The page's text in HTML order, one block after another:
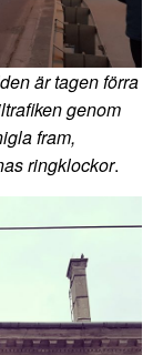
är tagen förra
genom
fram,
ringklockor.